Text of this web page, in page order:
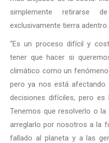
simplemente retirarse
exclusivamente tierra adentro.
“Es un proceso difícil y
tener que hacer si
climático como un
pero ya nos está
decisiones difíciles, pero
Tenemos que resolverlo o
arreglarlo por nosotros a la
fallado al planeta y a las